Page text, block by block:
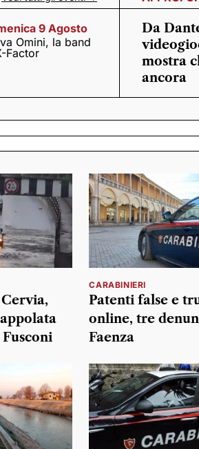
9 Agosto
Omini, la band
Factor
Da
mostra
ancora
CARABINIERI
Patenti false e
online, tre
Faenza